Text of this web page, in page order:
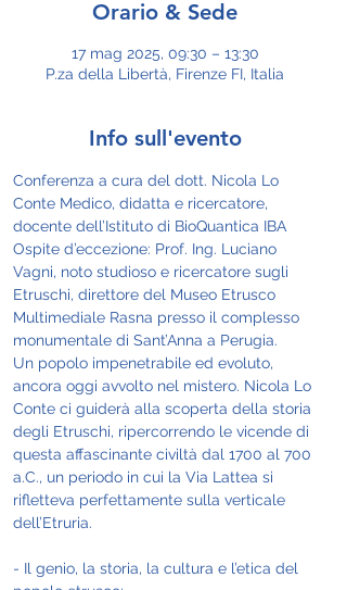
Orario & Sede
17 mag 2025, 09:30 – 13:30
P.za della Libertà, Firenze FI, Italia
Info sull'evento
Conferenza a cura del dott. Nicola Lo
Conte Medico, didatta e ricercatore,
docente dell’Istituto di BioQuantica IBA
Ospite d’eccezione: Prof. Ing. Luciano
Vagni, noto studioso e ricercatore sugli
Etruschi, direttore del Museo Etrusco
Multimediale Rasna presso il complesso
monumentale di Sant’Anna a Perugia.
Un popolo impenetrabile ed evoluto,
ancora oggi avvolto nel mistero. Nicola Lo
Conte ci guiderà alla scoperta della storia
degli Etruschi, ripercorrendo le vicende di
questa affascinante civiltà dal 1700 al 700
a.C., un periodo in cui la Via Lattea si
rifletteva perfettamente sulla verticale
dell’Etruria.
- Il genio, la storia, la cultura e l’etica del